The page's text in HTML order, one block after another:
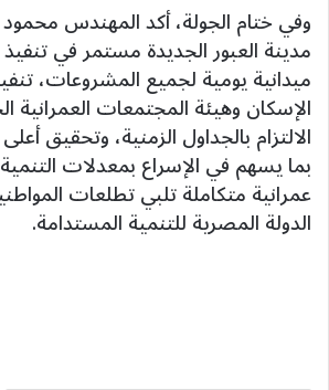
وفي ختام الجولة، أكد المهندس
مدينة العبور الجديدة مستمر في
ميدانية يومية لجميع المشروعات،
الإسكان وهيئة المجتمعات العمرانية
الالتزام بالجداول الزمنية، وتحقيق
بما يسهم في الإسراع بمعدلات
عمرانية متكاملة تلبي تطلعات
الدولة المصرية للتنمية المستدامة.